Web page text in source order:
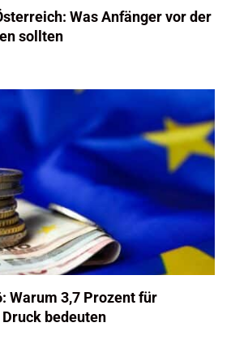
Was Anfänger vor der
sollten
Warum 3,7 Prozent für
bedeuten